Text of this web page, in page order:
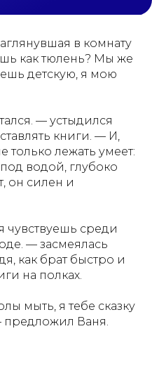
в комнату
как тюлень? Мы же
детскую, я мою
— устыдился
книги. — И,
лежать умеет:
водой, глубоко
он силен и
чувствуешь среди
— засмеялась
как брат быстро и
на полках.
мыть, я тебе сказку
предложил Ваня.